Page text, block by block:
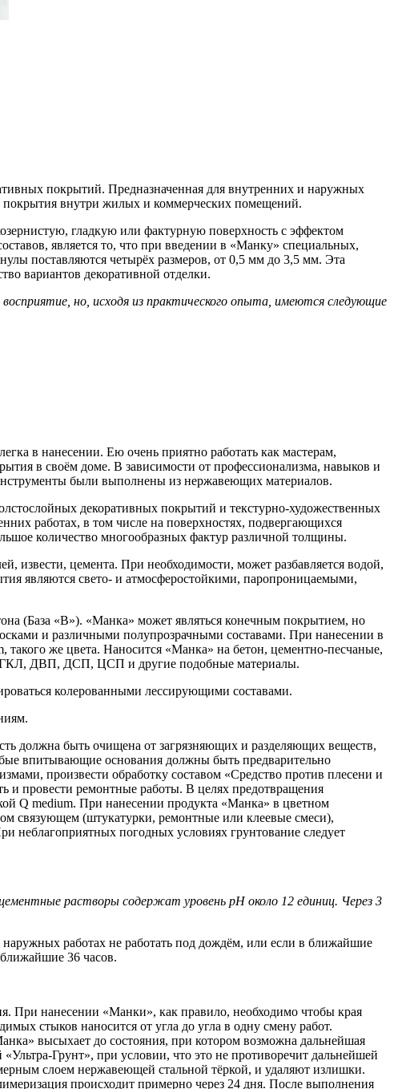
покрытий. Предназначенная для внутренних и наружных
покрытия внутри жилых и коммерческих помещений.
гладкую или фактурную поверхность с эффектом
является то, что при введении в «Манку» специальных,
поставляются четырёх размеров, от 0,5 мм до 3,5 мм. Эта
вариантов декоративной отделки.
но, исходя из практического опыта, имеются следующие
в нанесении. Ею очень приятно работать как мастерам,
в своём доме. В зависимости от профессионализма, навыков и
были выполнены из нержавеющих материалов.
декоративных покрытий и текстурно-художественных
работах, в том числе на поверхностях, подвергающихся
количество многообразных фактур различной толщины.
извести, цемента. При необходимости, может разбавляется водой,
являются свето- и атмосферостойкими, паропроницаемыми,
(База «В»). «Манка» может являться конечным покрытием, но
и различными полупрозрачными составами. При нанесении в
же цвета. Наносится «Манка» на бетон, цементно-песчаные,
ГКЛ, ДВП, ДСП, ЦСП и другие подобные материалы.
колерованными лессирующими составами.
должна быть очищена от загрязняющих и разделяющих веществ,
впитывающие основания должны быть предварительно
произвести обработку составом «Средство против плесени и
и провести ремонтные работы. В целях предотвращения
Q medium. При нанесении продукта «Манка» в цветном
связующем (штукатурки, ремонтные или клеевые смеси),
неблагоприятных погодных условиях грунтование следует
растворы содержат уровень рН около 12 единиц. Через 3
работах не работать под дождём, или если в ближайшие
36 часов.
При нанесении «Манки», как правило, необходимо чтобы края
стыков наносится от угла до угла в одну смену работ.
высыхает до состояния, при котором возможна дальнейшая
Грунт», при условии, что это не противоречит дальнейшей
слоем нержавеющей стальной тёркой, и удаляют излишки.
происходит примерно через 24 дня. После выполнения